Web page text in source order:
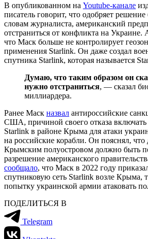
В опубликованном на Youtube-канале
писатель говорит, что одобряет
словам журналиста, американский
отстраниться от конфликта на Украине.
что Маск больше не контролирует
применения Starlink. Он даже создал
спутника Starlink, которая называется
Думаю, что таким образом он
нужно отстраниться, — сказал
миллиардера.
Ранее Маск назвал антироссийские
США, причиной своего отказа включать
Starlink в районе Крыма для атаки
на российские корабли. Он пояснял,
Крымским полуостровом должно быть
разрешение американского
сообщало, что Маск в 2022 году
спутниковую сеть Starlink возле Крыма,
попытку украинской армии атаковать
ПОДЕЛИТЬСЯ В
Telegram